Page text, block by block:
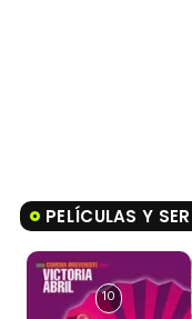
PELÍCULAS Y
10